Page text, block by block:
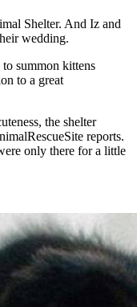
Shelter. And Iz and
wedding.
summon kittens
to a great
the shelter
reports.
only there for a little